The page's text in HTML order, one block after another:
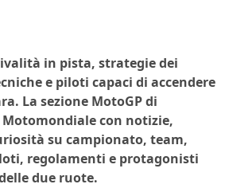
in pista, strategie dei
e piloti capaci di accendere
La sezione MotoGP di
Motomondiale con notizie,
su campionato, team,
regolamenti e protagonisti
due ruote.